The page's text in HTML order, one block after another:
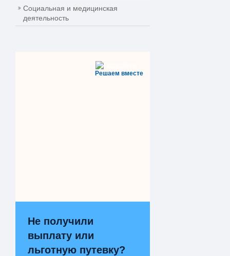
Социальная и медицинская
деятельность
Решаем вместе
Не получили
выплату или
льготную путевку?